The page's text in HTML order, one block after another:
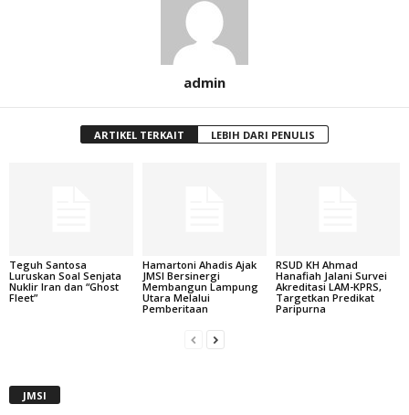
admin
ARTIKEL TERKAIT LEBIH DARI PENULIS
Teguh Santosa
Luruskan Soal Senjata
Nuklir Iran dan “Ghost
Fleet”
Hamartoni Ahadis Ajak
JMSI Bersinergi
Membangun Lampung
Utara Melalui
Pemberitaan
RSUD KH Ahmad
Hanafiah Jalani Survei
Akreditasi LAM-KPRS,
Targetkan Predikat
Paripurna
JMSI